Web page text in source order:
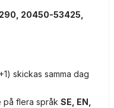
20450-53425,
skickas samma dag
på flera språk SE, EN,